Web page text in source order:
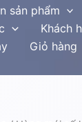
sản phẩm
Khách
Giỏ hàng